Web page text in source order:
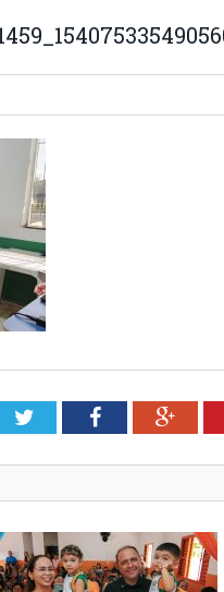
TwitterFacebook